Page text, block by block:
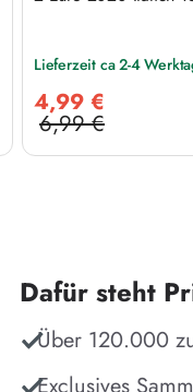
Lieferzeit ca 2-4
4,99 €
Regulärer Preis:
6,99 €
Dafür steht
Über 120.000
Exclusives